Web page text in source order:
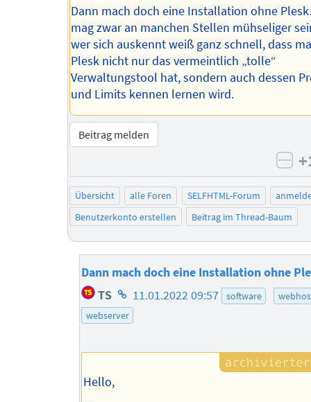
Dann mach doch eine Installation ohne
mag zwar an manchen Stellen mühseliger
wer sich auskennt weiß ganz schnell, dass
Plesk nicht nur das vermeintlich „tolle“
Verwaltungstool hat, sondern auch dessen
und Limits kennen lernen wird.
Beitrag melden
Übersicht alle Foren SELFHTML-Forum
Benutzerkonto erstellen
Beitrag im Thread-Baum
Dann mach doch eine Installation ohne
TS Homepage
des
11.01.2022 09:57 software
webserver
Hello,